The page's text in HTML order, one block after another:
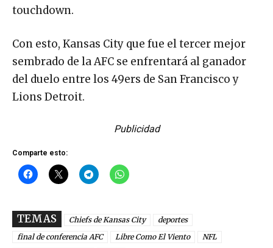
touchdown.
Con esto, Kansas City que fue el tercer mejor
sembrado de la AFC se enfrentará al ganador
del duelo entre los 49ers de San Francisco y
Lions Detroit.
Publicidad
Comparte esto:
TEMAS Chiefs de Kansas City
deportes
final de conferencia AFC
Libre Como El Viento
NFL